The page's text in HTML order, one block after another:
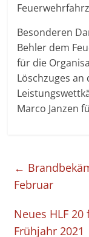
Besonderen
Behler dem
für die
Löschzuges
Marco Janzen
←
Februar
Neues HLF
Frühjahr 2021